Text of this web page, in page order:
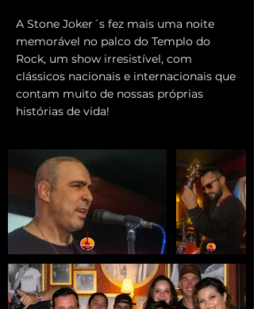
A Stone Joker´s fez mais uma noite
memorável no palco do Templo do
Rock, um show irresistível, com
clássicos nacionais e internacionais que
contam muito de nossas próprias
histórias de vida!